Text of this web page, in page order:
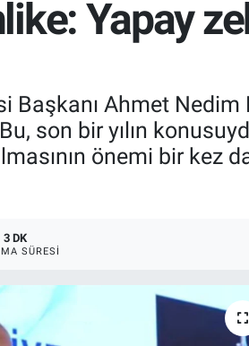
Yapay
Ahmet Nedim
son bir yılın
önemi bir kez
3 DK
SÜRESI